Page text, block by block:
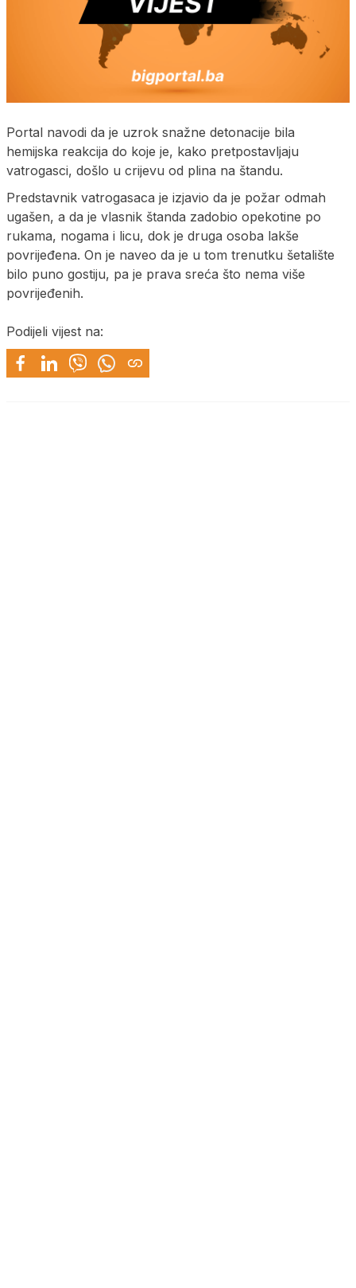
Portal navodi da je uzrok snažne detonacije bila
hemijska reakcija do koje je, kako pretpostavljaju
vatrogasci, došlo u crijevu od plina na štandu.
Predstavnik vatrogasaca je izjavio da je požar odmah
ugašen, a da je vlasnik štanda zadobio opekotine po
rukama, nogama i licu, dok je druga osoba lakše
povrijeđena. On je naveo da je u tom trenutku šetalište
bilo puno gostiju, pa je prava sreća što nema više
povrijeđenih.
Podijeli vijest na: